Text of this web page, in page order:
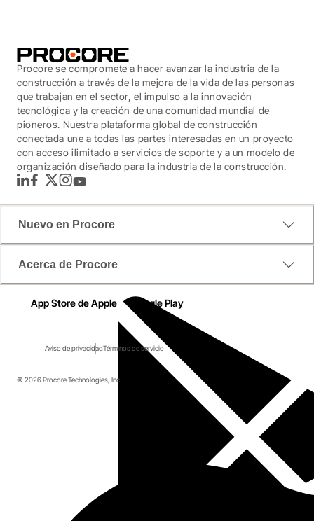
Procore se compromete a hacer avanzar la industria de la
construcción a través de la mejora de la vida de las personas
que trabajan en el sector, el impulso a la innovación
tecnológica y la creación de una comunidad mundial de
pioneros. Nuestra plataforma global de construcción
conectada une a todas las partes interesadas en un proyecto
con acceso ilimitado a servicios de soporte y a un modelo de
organización diseñado para la industria de la construcción.
LinkedInFacebook
TwitterInstagram
YouTube
Nuevo en Procore
Acerca de Procore
App Store de Apple Google Play
Aviso de privacidadTérminos de servicio
© 2026 Procore Technologies, Inc.